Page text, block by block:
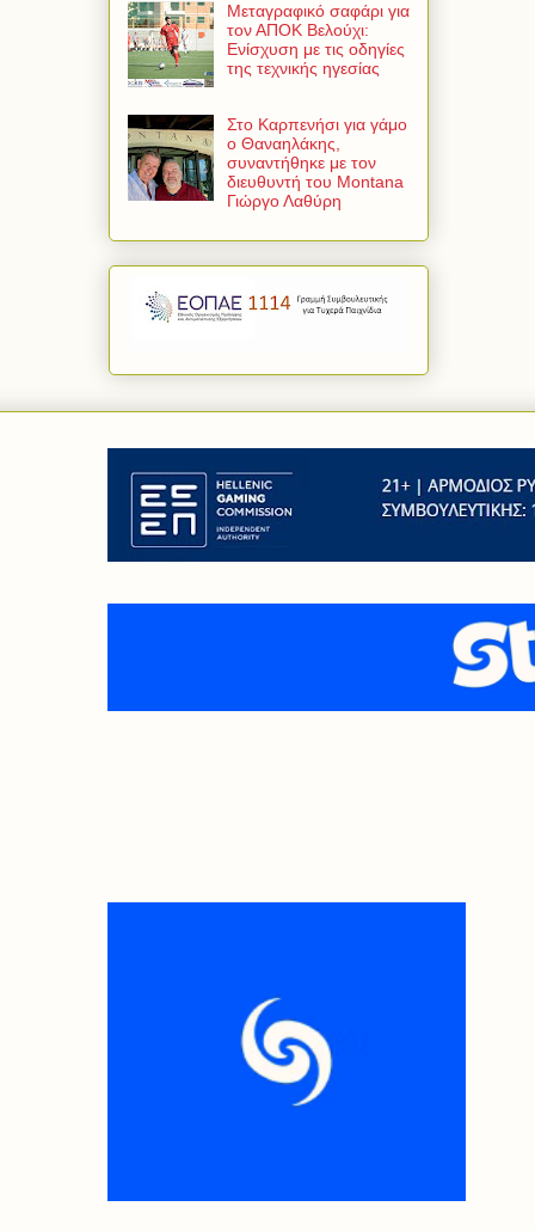
Μεταγραφικό σαφάρι για
τον ΑΠΟΚ Βελούχι:
Ενίσχυση με τις οδηγίες
της τεχνικής ηγεσίας
Στο Καρπενήσι για γάμο
ο Θαναηλάκης,
συναντήθηκε με τον
διευθυντή του Montana
Γιώργο Λαθύρη